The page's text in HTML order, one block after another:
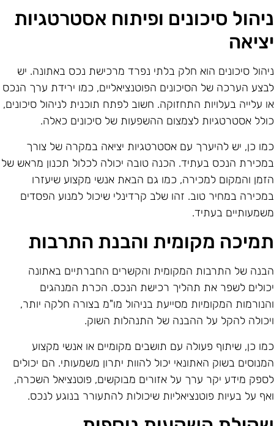
סיכונים ופיתוח אסטרטגיות
סיכונים הוא חלק בלתי נפרד מרכישת נכס באתונה. יש
הערכה של הסיכונים הפוטנציאליים, כמו ירידת ערך הנכס
עלייה בעלויות התחזוקה. חשוב לפתח תוכנית לניהול סיכונים,
אסטרטגיות לצמצום ההשפעות של סיכונים כאלה.
כן, יש להיערך עם אסטרטגיות יציאה במקרה של צורך
הנכס בעתיד. הכנה טובה יכולה לכלול תכנון מראש של
והמקום למכירה, כמו גם הבאת אנשי מקצוע שיעזרו
במחיר טוב. זהו שלב קרדינלי שיכול למנוע הפסדים
בעתיד.
מקומית והבנת התרבות
של התרבות המקומית והקשרים החברתיים באתונה
לשפר את תהליך רכישת הנכס. הכרת המנהגים
המקומיות מסייעת בניהול מו"מ בצורה חלקה יותר,
להקל על ההבנה של התנהלות השוק.
כן, שיתוף פעולה עם תושבים מקומיים או אנשי מקצוע
בשוק האתונאי יכול להוות יתרון משמעותי. הם יכולים
מידע יקר ערך על אזורים מבוקשים, פוטנציאל השכרה,
על בעיות פוטנציאליות שיכולות להתעורר בנוגע לנכס.